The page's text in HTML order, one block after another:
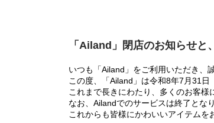
「Ailand」閉店のお知らせと
いつも「Ailand」をご利用いただき、
この度、「Ailand」は令和8年7月31日
これまで長きにわたり、多くのお客様
なお、Ailandでのサービスは終了とな
これからも皆様にかわいいアイテムを